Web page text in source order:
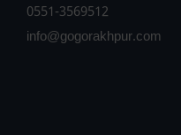
0551-3569512
info@gogorakhpur.com